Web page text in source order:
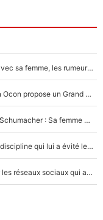
F1 : Charles Leclerc surpris par les paparazzis avec sa femme, les rumeurs étaient vraies !
Comme pour le final du Tour de France, Esteban Ocon propose un Grand Prix de Formule 1 à Paris : «Autour de l’Arc de Triomphe, ce serait génial» !
Nouvelle rumeur autour de la santé de Michael Schumacher : Sa femme Corinna sort du silence
F1 - Lewis Hamilton victime de harcèlement, la discipline qui lui a évité le pire : «J'aurais probablement mal tourné»
Lewis Hamilton : Le talent inattendu dévoilé sur les réseaux sociaux qui a impressionné Kim Kardashian pendant leurs vacances en amoureux !